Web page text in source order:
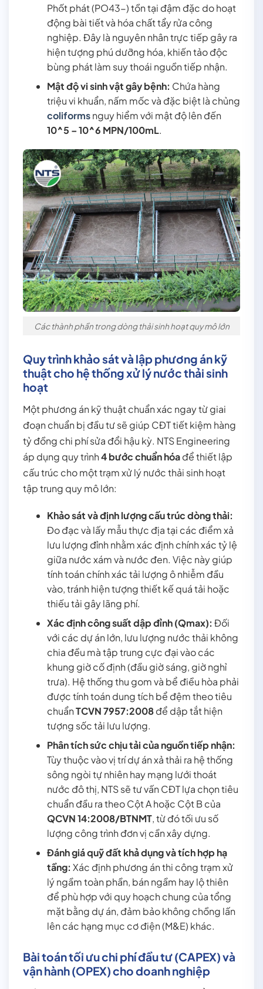
Phốt phát (PO43-) tồn tại đậm đặc do hoạt
động bài tiết và hóa chất tẩy rửa công
nghiệp. Đây là nguyên nhân trực tiếp gây ra
hiện tượng phú dưỡng hóa, khiến tảo độc
bùng phát làm suy thoái nguồn tiếp nhận.
Mật độ vi sinh vật gây bệnh: Chứa hàng
triệu vi khuẩn, nấm mốc và đặc biệt là chủng
coliformsnguy hiểm với mật độ lên đến
10^5 – 10^6 MPN/100mL.
Các thành phần trong dòng thải sinh hoạt quy mô lớn
Quy trình khảo sát và lập phương án kỹ
thuật cho hệ thống xử lý nước thải sinh
hoạt
Một phương án kỹ thuật chuẩn xác ngay từ giai
đoạn chuẩn bị đầu tư sẽ giúp CĐT tiết kiệm hàng
tỷ đồng chi phí sửa đổi hậu kỳ. NTS Engineering
áp dụng quy trình4 bước chuẩn hóađể thiết lập
cấu trúc cho một trạm xử lý nước thải sinh hoạt
tập trung quy mô lớn:
Khảo sát và định lượng cấu trúc dòng thải:
Đo đạc và lấy mẫu thực địa tại các điểm xả
lưu lượng đỉnh nhằm xác định chính xác tỷ lệ
giữa nước xám và nước đen. Việc này giúp
tính toán chính xác tải lượng ô nhiễm đầu
vào, tránh hiện tượng thiết kế quá tải hoặc
thiếu tải gây lãng phí.
Xác định công suất dập đỉnh (Qmax): Đối
với các dự án lớn, lưu lượng nước thải không
chia đều mà tập trung cực đại vào các
khung giờ cố định (đầu giờ sáng, giờ nghỉ
trưa). Hệ thống thu gom và bể điều hòa phải
được tính toán dung tích bể đệm theo tiêu
chuẩnTCVN 7957:2008để dập tắt hiện
tượng sốc tải lưu lượng.
Phân tích sức chịu tải của nguồn tiếp nhận:
Tùy thuộc vào vị trí dự án xả thải ra hệ thống
sông ngòi tự nhiên hay mạng lưới thoát
nước đô thị, NTS sẽ tư vấn CĐT lựa chọn tiêu
chuẩn đầu ra theo Cột A hoặc Cột B của
QCVN 14:2008/BTNMT, từ đó tối ưu số
lượng công trình đơn vị cần xây dựng.
Đánh giá quỹ đất khả dụng và tích hợp hạ
tầng: Xác định phương án thi công trạm xử
lý ngầm toàn phần, bán ngầm hay lộ thiên
để phù hợp với quy hoạch chung của tổng
mặt bằng dự án, đảm bảo không chồng lấn
lên các hạng mục cơ điện (M&E) khác.
Bài toán tối ưu chi phí đầu tư (CAPEX) và
vận hành (OPEX) cho doanh nghiệp